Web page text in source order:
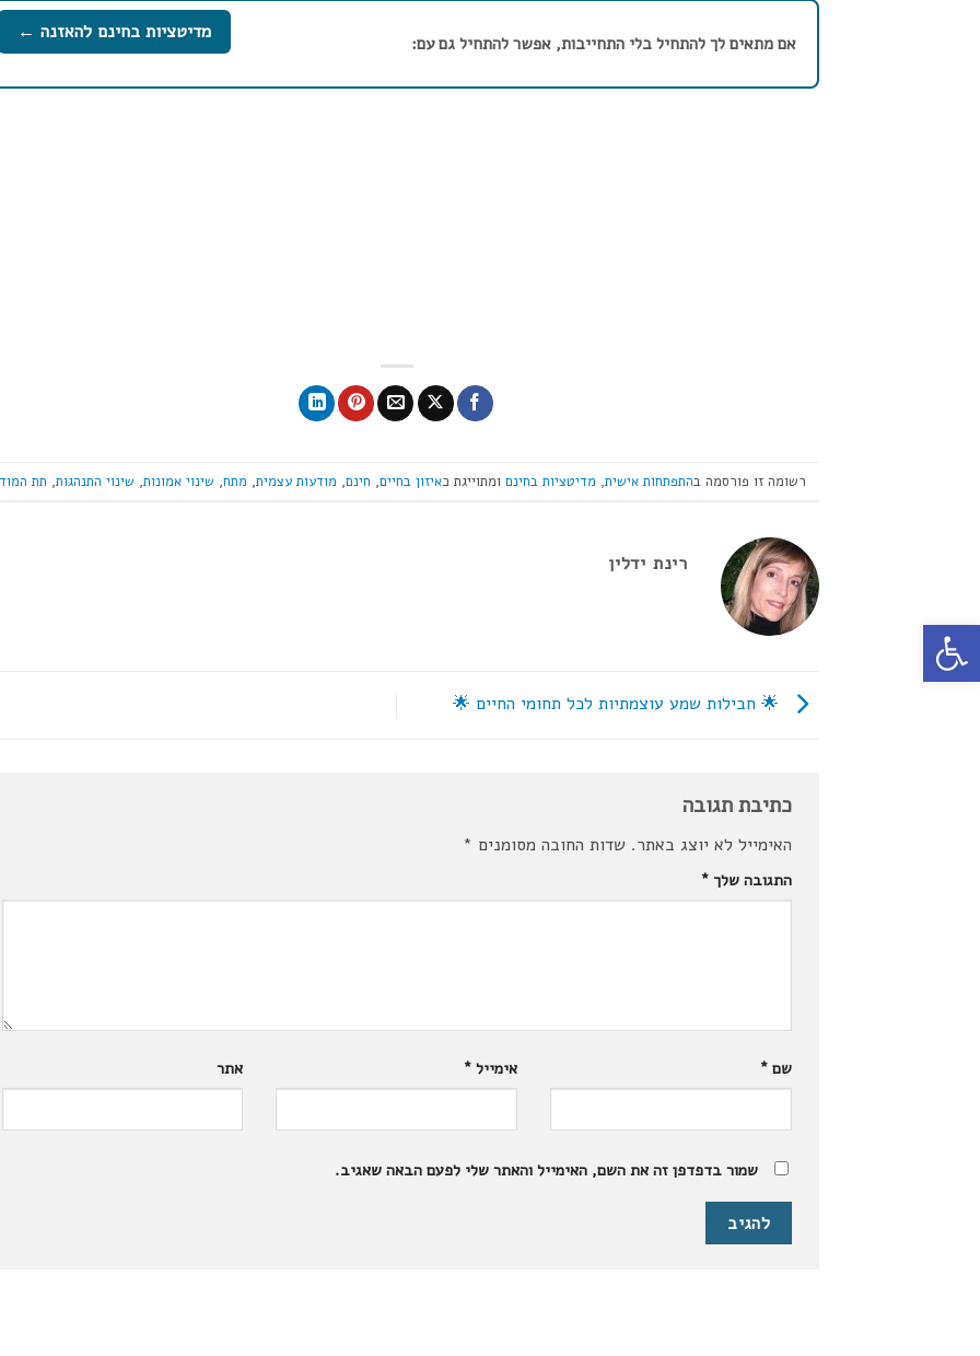
פתח סרגל נגישות
אם מתאים לך להתחיל בלי התחייבות, אפשר להתחיל גם עם: מדיטציות בחינם להאזנה ←
רשומה זו פורסמה בהתפתחות אישית, מדיטציות בחינםומתוייגת כאיזון בחיים, חינם, מודעות עצמית, מתח, שינוי אמונות, שינוי התנהגות, תת
רינת ידלין
🌟 חבילות שמע עוצמתיות לכל תחומי החיים 🌟
כתיבת תגובה
האימייל לא יוצג באתר. שדות החובה מסומנים *
התגובה שלך *
שם * אימייל * אתר
שמור בדפדפן זה את השם, האימייל והאתר שלי לפעם הבאה שאגיב.